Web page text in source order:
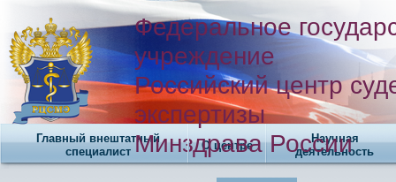
Федеральное
учреждение
Российский центр
экспертизы
Минздрава России
Главный внештатный
специалист
О центре
Научная
деятельность